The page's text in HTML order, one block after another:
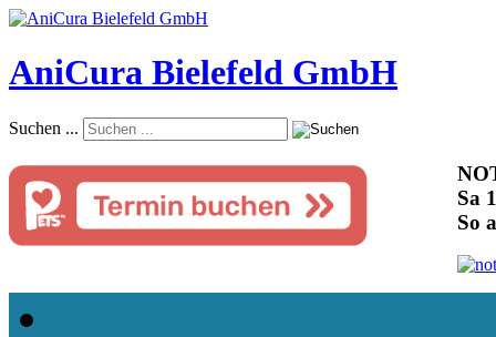
AniCura Bielefeld GmbH
Suchen ...
Sa
So